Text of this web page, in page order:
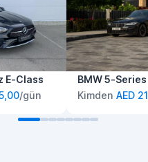
E-Class
/gün
BMW 5-Series
Kimden AED